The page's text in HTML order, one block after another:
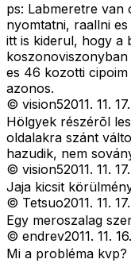
ps: Labmeretre van
nyomtatni, raallni
itt is kiderul, hogy a
es 46 kozotti
azonos.
© vision52011. 11. 17.
Hölgyek részérõl
oldalakra szánt
hazudik, nem
© vision52011. 11. 17.
Jaja kicsit
© Tetsuo2011. 11. 17.
Egy meroszalag
© endrev2011. 11. 16.
Mi a probléma